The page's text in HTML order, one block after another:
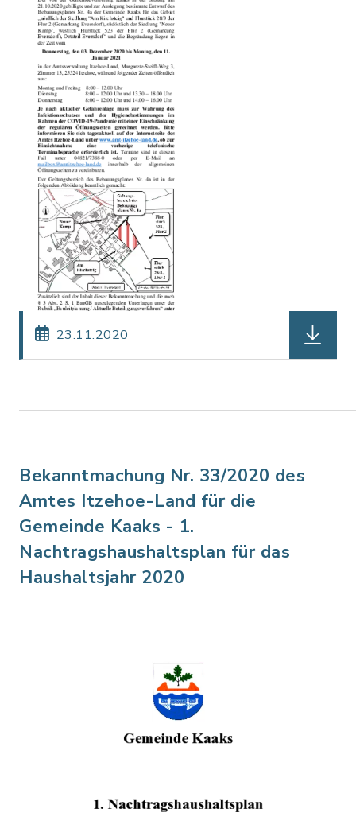
23.11.2020
Bekanntmachung Nr. 33/2020 des
Amtes Itzehoe-Land für die
Gemeinde Kaaks - 1.
Nachtragshaushaltsplan für das
Haushaltsjahr 2020